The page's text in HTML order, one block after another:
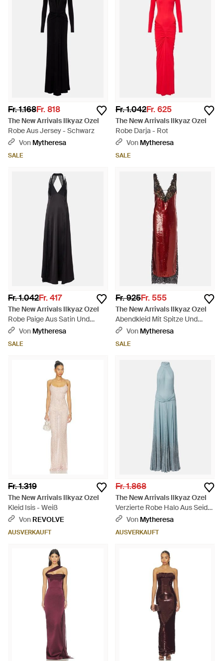
Fr. 1.168Fr. 818
The New Arrivals Ilkyaz Ozel
Robe Aus Jersey - Schwarz
Von Mytheresa
SALE
Fr. 1.042Fr. 625
The New Arrivals Ilkyaz Ozel
Robe Darja - Rot
Von Mytheresa
SALE
Fr. 1.042Fr. 417
The New Arrivals Ilkyaz Ozel
Robe Paige Aus Satin Und
Spitze - Schwarz
Von Mytheresa
SALE
Fr. 925Fr. 555
The New Arrivals Ilkyaz Ozel
Abendkleid Mit Spitze Und
Pailletten - Rot
Von Mytheresa
SALE
Fr. 1.319
The New Arrivals Ilkyaz Ozel
Kleid Isis - Weiß
Von REVOLVE
AUSVERKAUFT
Fr. 1.868
The New Arrivals Ilkyaz Ozel
Verzierte Robe Halo Aus Seide
- Blau
Von Mytheresa
AUSVERKAUFT